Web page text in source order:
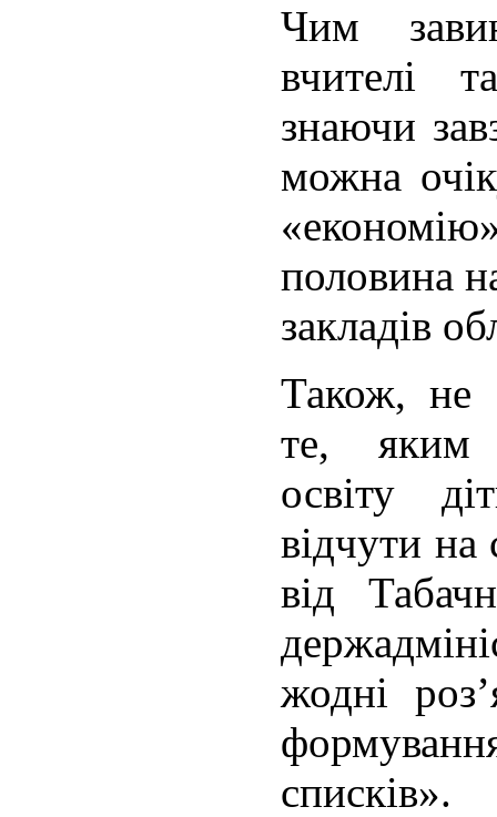
Чим
вчителі
знаючи
можна
половина
закладів
Також, не
те, яким
освіту
відчути на
від
жодні
списків».